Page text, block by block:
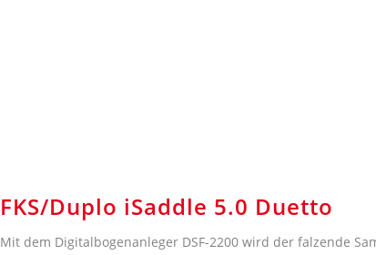
FKS/Duplo iSaddle 5.0 Duetto
Mit dem Digitalbogenanleger DSF-2200 wird der falzende